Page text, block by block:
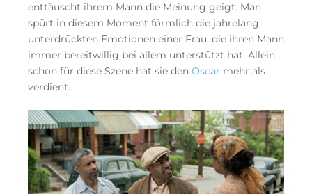
enttäuscht ihrem Mann die Meinung geigt. Man
spürt in diesem Moment förmlich die jahrelang
unterdrückten Emotionen einer Frau, die ihren Mann
immer bereitwillig bei allem unterstützt hat. Allein
schon für diese Szene hat sie den Oscar mehr als
verdient.